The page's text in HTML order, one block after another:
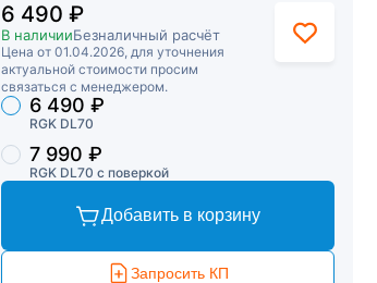
6 490 ₽
В наличииБезналичный расчёт
Цена от 01.04.2026, для уточнения
актуальной стоимости просим
связаться с менеджером.
Торговые предложения
RGK DL70
6 490 ₽
RGK DL70 с поверкой
7 990 ₽
Добавить в корзину
Запросить КП